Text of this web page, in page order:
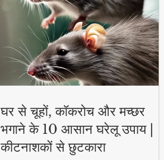
घर से चूहों, कॉकरोच और मच्छर
भगाने के 10 आसान घरेलू उपाय |
कीटनाशकों से छुटकारा